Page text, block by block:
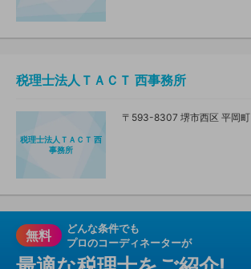
税理士法人ＴＡＣＴ 西事務所
税理士法人ＴＡＣＴ 西
事務所
〒593-8307 堺市西区 平岡
無料
どんな条件でも
プロのコーディネーターが